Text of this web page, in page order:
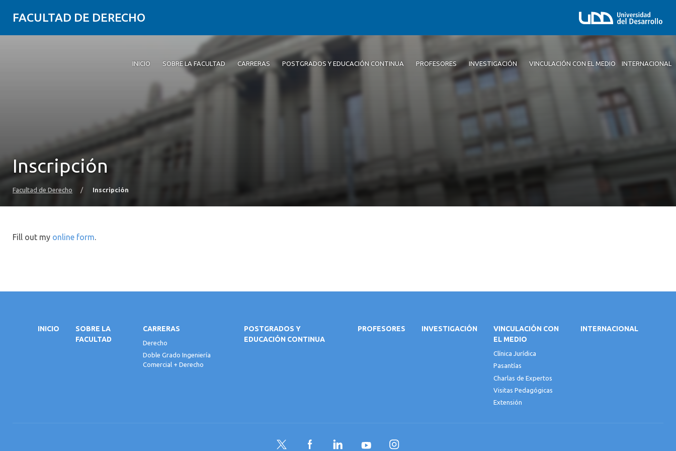
FACULTAD DE DERECHO
INICIO SOBRE LA FACULTAD CARRERAS POSTGRADOS Y EDUCACIÓN CONTINUA PROFESORES INVESTIGACIÓN VINCULACIÓN CON EL MEDIO INTERNACIONAL
Inscripción
Facultad de Derecho / Inscripción
Fill out my online form.
INICIO
SOBRE LA
FACULTAD
CARRERAS
Derecho
Doble Grado Ingeniería
Comercial + Derecho
POSTGRADOS Y
EDUCACIÓN CONTINUA
PROFESORES INVESTIGACIÓN
VINCULACIÓN CON
EL MEDIO
Clínica Jurídica
Pasantías
Charlas de Expertos
Visitas Pedagógicas
Extensión
INTERNACIONAL
Twitter FacebookLinkedInYouTubeInstagram